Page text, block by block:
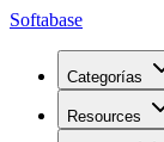
Softabase
Categorías
Resources